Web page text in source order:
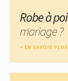
Robe à
mariage ?
EN SAVOIR PLUS